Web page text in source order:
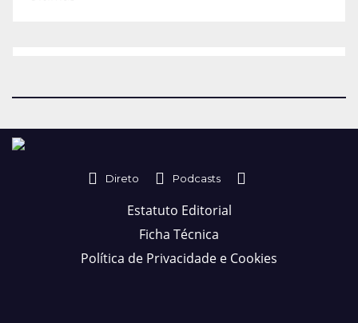
Direto Podcasts
Estatuto Editorial
Ficha Técnica
Política de Privacidade e Cookies